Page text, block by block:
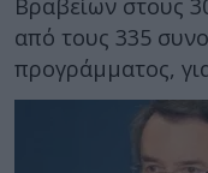
Βραβείων στους
από τους 335
προγράμματος,